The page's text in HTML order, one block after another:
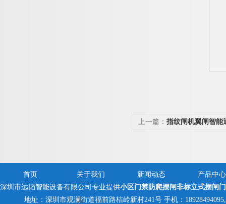
上一篇： 指纹闸机翼闸智能
首页 关于我们 新闻动态
产品中心
深圳市远韬智能设备有限公司专业提供小区门禁防爬摆闸非标立式摆闸门
地址：深圳市观澜街道福前路桔岭新村241号 手机：